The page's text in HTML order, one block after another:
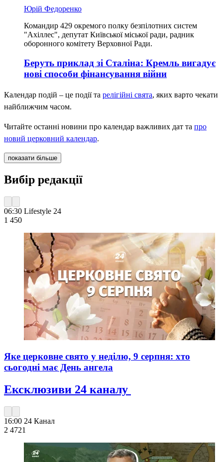
Юрій Федоренко
Командир 429 окремого полку безпілотних систем
"Ахіллес", депутат Київської міської ради, радник
оборонного комітету Верховної Ради.
Беруть приклад зі Сталіна: Кремль вигадує
нові способи фінансування війни
Календар подій – це події та релігійні свята, яких варто чекати
найближчим часом.
Читайте останні новини про календар важливих дат та про
новий церковний календар.
показати більше
Вибір редакції
06:30 Lifestyle 24
1 450
Яке церковне свято у неділю, 9 серпня: хто
сьогодні має День ангела
Ексклюзиви 24 каналу
16:00 24 Канал
2 4721